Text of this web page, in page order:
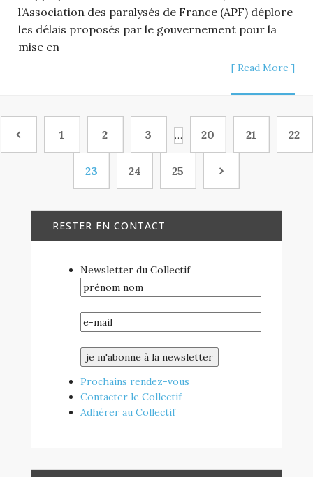
l’Association des paralysés de France (APF) déplore
les délais proposés par le gouvernement pour la
mise en
[ Read More ]
1 2 3 … 20 21 22
23 24 25
RESTER EN CONTACT
Newsletter du Collectif
Prochains rendez-vous
Contacter le Collectif
Adhérer au Collectif